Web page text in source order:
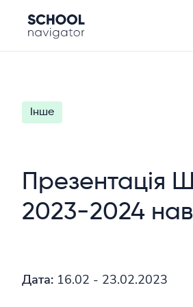
Інше
Презентація
2023-2024
Дата: 16.02 - 23.02.2023